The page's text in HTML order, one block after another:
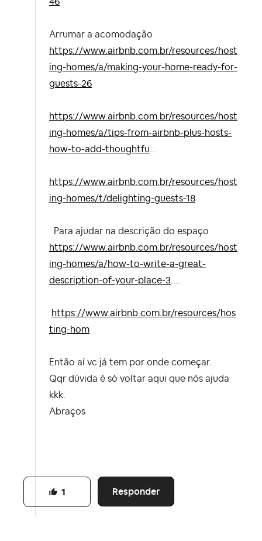
46
Arrumar a acomodação
https://www.airbnb.com.br/resources/host
ing-homes/a/making-your-home-ready-for-
guests-26
https://www.airbnb.com.br/resources/host
ing-homes/a/tips-from-airbnb-plus-hosts-
how-to-add-thoughtfu...
https://www.airbnb.com.br/resources/host
ing-homes/t/delighting-guests-18
Para ajudar na descrição do espaço
https://www.airbnb.com.br/resources/host
ing-homes/a/how-to-write-a-great-
description-of-your-place-3....
https://www.airbnb.com.br/resources/hos
ting-hom
Então aí vc já tem por onde começar.
Qqr dúvida é só voltar aqui que nós ajuda
kkk.
Abraços
Responder
1